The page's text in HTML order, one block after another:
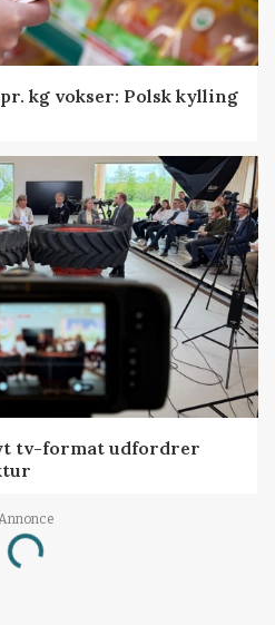
kg vokser: Polsk kylling
tv-format udfordrer
Loading...